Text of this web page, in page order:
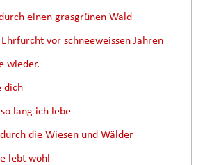
einen grasgrünen Wald
Ehrfurcht vor schneeweissen Jahren
wieder.
dich
lang ich lebe
durch die Wiesen und Wälder
lebt wohl